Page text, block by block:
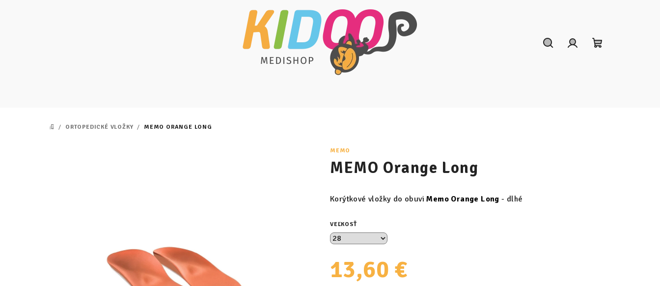
DOMOV
/ ORTOPEDICKÉ VLOŽKY / MEMO ORANGE LONG
MEMO
MEMO Orange Long
Korýtkové vložky do obuviMemo Orange Long - dlhé
VEĽKOSŤ
13,60 €